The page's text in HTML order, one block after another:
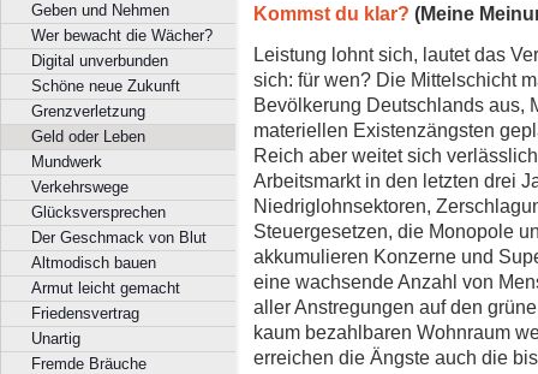
Geben und Nehmen
Wer bewacht die Wächer?
Digital unverbunden
Schöne neue Zukunft
Grenzverletzung
Geld oder Leben
Mundwerk
Verkehrswege
Glücksversprechen
Der Geschmack von Blut
Altmodisch bauen
Armut leicht gemacht
Friedensvertrag
Unartig
Fremde Bräuche
Kommst du klar? (Meine
Leistung lohnt sich, lautet das
sich: für wen? Die Mittelschicht
Bevölkerung Deutschlands aus,
materiellen Existenzängsten
Reich aber weitet sich
Arbeitsmarkt in den letzten drei
Niedriglohnsektoren,
Steuergesetzen, die Monopole
akkumulieren Konzerne und
eine wachsende Anzahl von
aller Anstregungen auf den
kaum bezahlbaren Wohnraum
erreichen die Ängste auch die